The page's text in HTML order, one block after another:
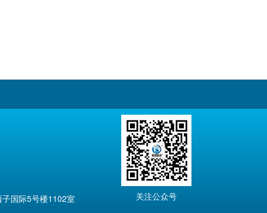
关注公众号
国际5号楼1102室